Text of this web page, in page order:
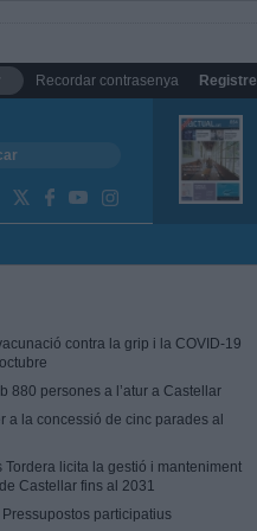
Recordar contrasenya Registre
contra la grip i la COVID-19
880 persones a l’atur a Castellar
a la concessió de cinc parades al
Tordera licita la gestió i manteniment
Castellar fins al 2031
participatius